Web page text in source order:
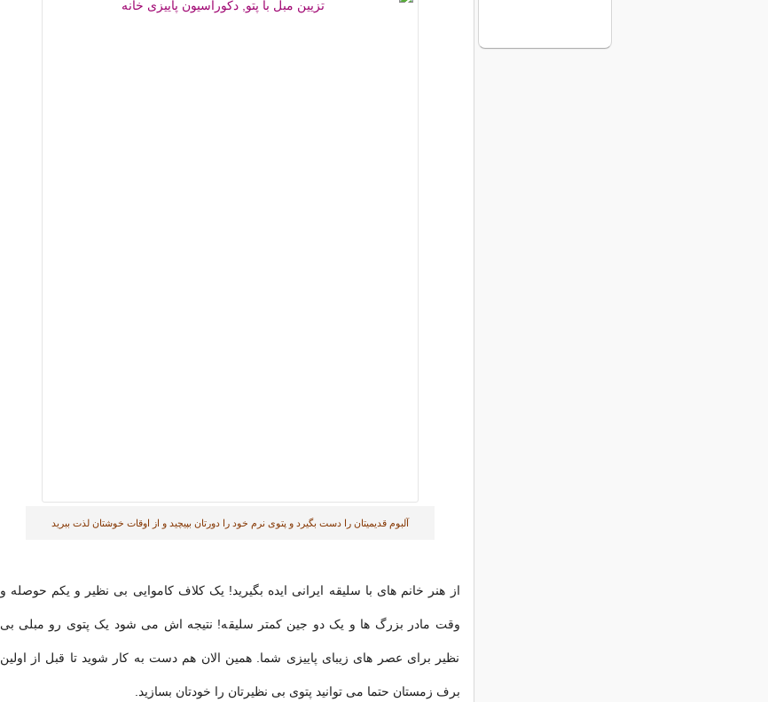
آلبوم قدیمیتان را دست بگیرد و پتوی نرم خود را دورتان بپیچید و از اوقات خوشتان لذت ببرید
از هنر خانم های با سلیقه ایرانی ایده بگیرید! یک کلاف کاموایی بی نظیر و یکم حوصله و
وقت مادر بزرگ ها و یک دو جین کمتر سلیقه! نتیجه اش می شود یک پتوی رو مبلی بی
نظیر برای عصر های زیبای پاییزی شما. همین الان هم دست به کار شوید تا قبل از اولین
برف زمستان حتما می توانید پتوی بی نظیرتان را خودتان بسازید.